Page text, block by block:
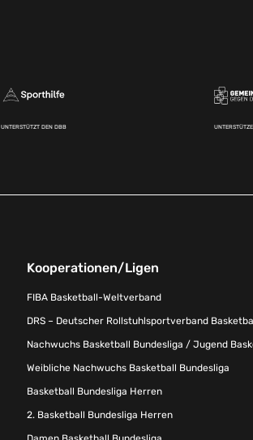
UNTERSTÜTZT DEN DBB
Kooperationen/Ligen
FIBA Basketball-Weltverband
DRS – Deutscher Rollstuhlsportverband
Nachwuchs Basketball Bundesliga / Jugend
Weibliche Nachwuchs Basketball Bundesliga
Basketball Bundesliga Herren
2. Basketball Bundesliga Herren